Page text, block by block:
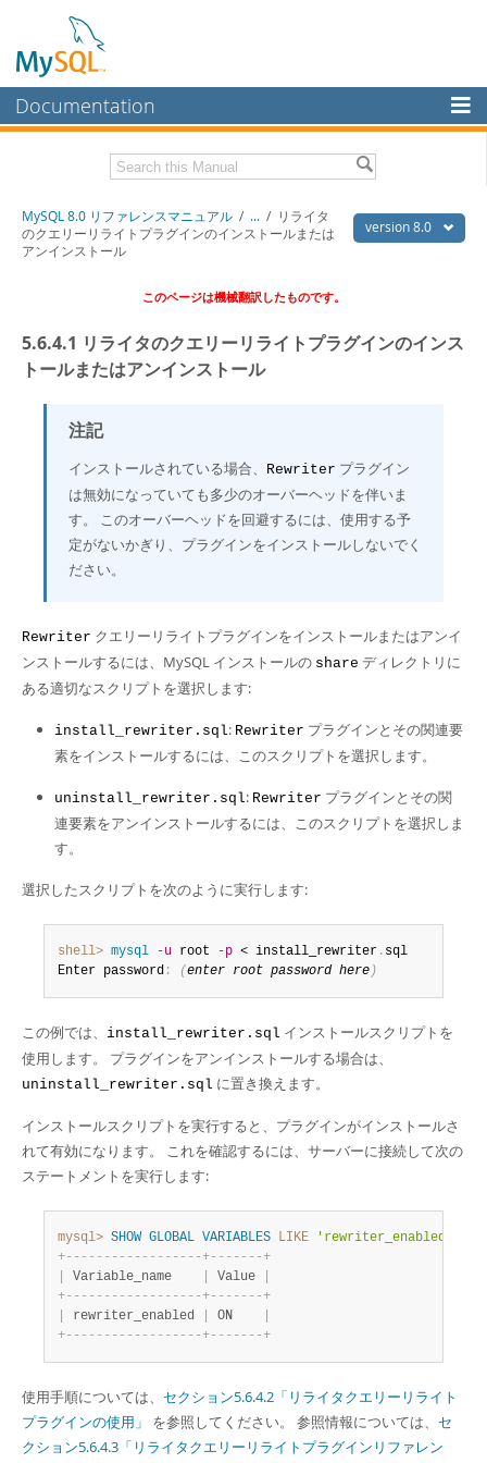
Documentation
MySQL Enterprise
Workbench
InnoDB Cluster
MySQL NDB Cluster
Connectors
More
MySQL.com
Developer Zone
Download this Manual
PDF (US Ltr) - 36.1Mb
version 8.0
MySQL 8.0 リファレンスマニュアル / ... / リライタ
のクエリーリライトプラグインのインストールまたは
アンインストール
このページは機械翻訳したものです。
5.6.4.1 リライタのクエリーリライトプラグインのインス
トールまたはアンインストール
注記
インストールされている場合、 Rewriter プラグイン
は無効になっていても多少のオーバーヘッドを伴いま
す。 このオーバーヘッドを回避するには、使用する予
定がないかぎり、プラグインをインストールしないでく
ださい。
Rewriter クエリーリライトプラグインをインストールまたはアンイ
ンストールするには、MySQL インストールの share ディレクトリに
ある適切なスクリプトを選択します:
install_rewriter.sql: Rewriter プラグインとその関連要
素をインストールするには、このスクリプトを選択します。
uninstall_rewriter.sql: Rewriter プラグインとその関
連要素をアンインストールするには、このスクリプトを選択しま
す。
選択したスクリプトを次のように実行します:
shell> mysql -u root -p < install_rewriter . sql
Enter password : (enter root password here )
この例では、 install_rewriter.sql インストールスクリプトを
使用します。 プラグインをアンインストールする場合は、
uninstall_rewriter.sql に置き換えます。
インストールスクリプトを実行すると、プラグインがインストールさ
れて有効になります。 これを確認するには、サーバーに接続して次の
ステートメントを実行します:
mysql> SHOW GLOBAL VARIABLES LIKE 'rewriter_enabled'
+- - - - - - - - - - - - - - - - - -+- - - - - - -+
Variable_name Value
+- - - - - - - - - - - - - - - - - -+- - - - - - -+
rewriter_enabled ON
+- - - - - - - - - - - - - - - - - -+- - - - - - -+
使用手順については、 セクション5.6.4.2「リライタクエリーリライト
プラグインの使用」
を参照してください。 参照情報については、 セ
クション5.6.4.3「リライタクエリーリライトプラグインリファレン